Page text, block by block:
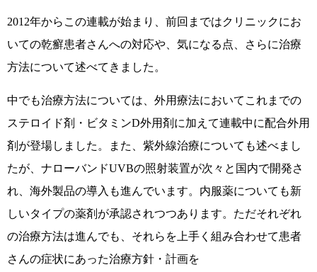
2012年からこの連載が始まり、前回まではクリニックにお
いての乾癬患者さんへの対応や、気になる点、さらに治療
方法について述べてきました。
中でも治療方法については、外用療法においてこれまでの
ステロイド剤・ビタミンD外用剤に加えて連載中に配合外用
剤が登場しました。また、紫外線治療についても述べまし
たが、ナローバンドUVBの照射装置が次々と国内で開発さ
れ、海外製品の導入も進んでいます。内服薬についても新
しいタイプの薬剤が承認されつつあります。ただそれぞれ
の治療方法は進んでも、それらを上手く組み合わせて患者
さんの症状にあった治療方針・計画を